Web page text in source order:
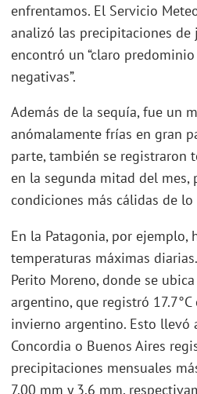
enfrentamos. El Servicio
analizó las precipitaciones
encontró un “claro
negativas”.
Además de la sequía, fue un
anómalamente frías en gran
parte, también se registraron
en la segunda mitad del mes,
condiciones más cálidas de
En la Patagonia, por ejemplo,
temperaturas máximas
Perito Moreno, donde se
argentino, que registró
invierno argentino. Esto llevó
Concordia o Buenos Aires
precipitaciones mensuales
7.00 mm y 3.6 mm,